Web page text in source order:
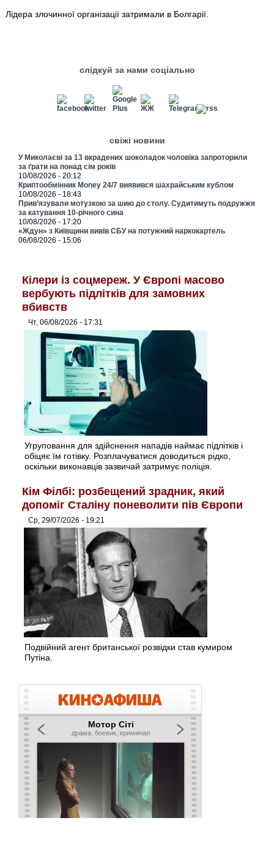
Лідера злочинної організації затримали в Болгарії.
слідкуй за нами соціально
свіжі новини
У Миколаєві за 13 вкрадених шоколадок чоловіка запроторили
за ґрати на понад сім років
10/08/2026 - 20:12
Криптообмінник Money 24/7 виявився шахрайським кублом
10/08/2026 - 18:43
Прив’язували мотузкою за шию до столу. Судитимуть подружжя
за катування 10-річного сина
10/08/2026 - 17:20
«Ждун» з Київщини вивів СБУ на потужний наркокартель
06/08/2026 - 15:06
Кілери із соцмереж. У Європі масово
вербують підлітків для замовних
вбивств
Чт, 06/08/2026 - 17:31
Угруповання для здійснення нападів наймає підлітків і
обіцяє їм готівку. Розплачуватися доводиться рідко,
оскільки виконавців зазвичай затримує поліція.
Кім Філбі: розбещений зрадник, який
допоміг Сталіну поневолити пів Європи
Ср, 29/07/2026 - 19:21
Подвійний агент британської розвідки став кумиром
Путіна.